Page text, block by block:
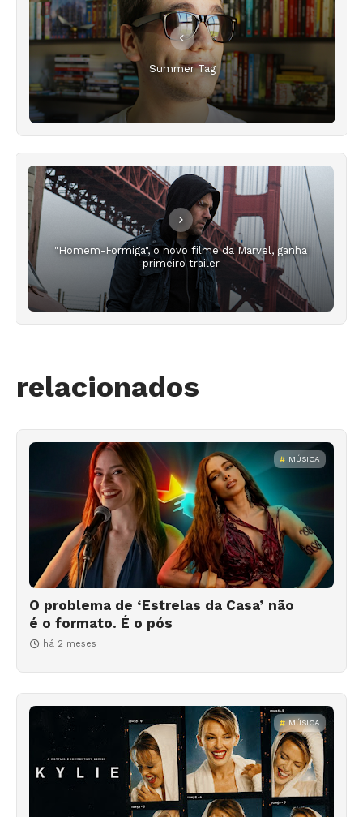
Summer Tag
"Homem-Formiga", o novo filme da Marvel, ganha
primeiro trailer
relacionados
MÚSICA
O problema de ‘Estrelas da Casa’ não
é o formato. É o pós
há 2 meses
MÚSICA